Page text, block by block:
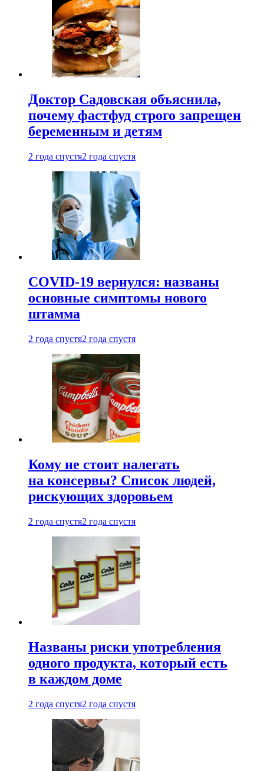
Доктор Садовская объяснила,
почему фастфуд строго запрещен
беременным и детям
2 года спустя2 года спустя
COVID-19 вернулся: названы
основные симптомы нового
штамма
2 года спустя2 года спустя
Кому не стоит налегать
на консервы? Список людей,
рискующих здоровьем
2 года спустя2 года спустя
Названы риски употребления
одного продукта, который есть
в каждом доме
2 года спустя2 года спустя